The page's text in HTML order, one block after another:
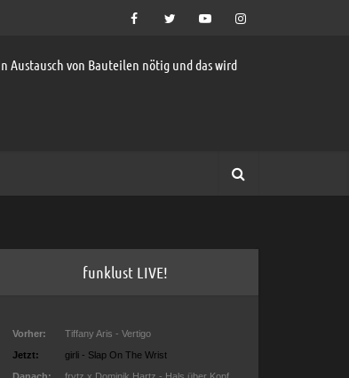
Austausch von Bauteilen nötig und das wird
funklust LIVE!